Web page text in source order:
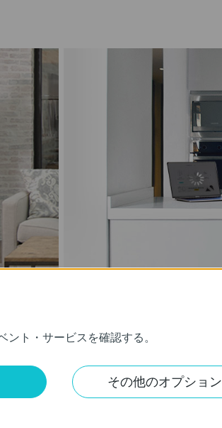
う
ト・サービスを確認する。
その他のオプション